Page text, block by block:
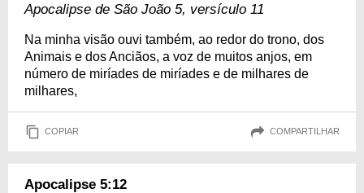
Apocalipse de São João 5, versículo 11
Na minha visão ouvi também, ao redor do trono, dos
Animais e dos Anciãos, a voz de muitos anjos, em
número de miríades de miríades e de milhares de
milhares,
COPIAR COMPARTILHAR
Apocalipse 5:12